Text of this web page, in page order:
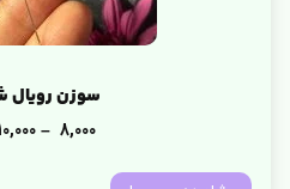
سوزن رویال
8,000
–